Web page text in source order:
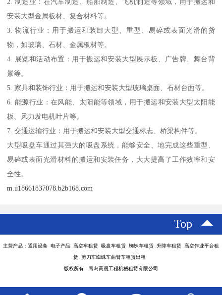
2. 制造业：在汽车制造、船舶制造、飞机制造等领域，用于搬运和
安装大型金属板材、复合材料等。
3. 物流行业：用于搬运和装卸大型、重型、易碎或表面光滑的货
物，如玻璃、石材、金属板材等。
4. 展览和活动布置：用于搬运和安装大型展示板、广告牌、舞台背
景等。
5. 家具和装饰行业：用于搬运和安装大型玻璃桌面、石材台面等。
6. 能源行业：在风能、太阳能等领域，用于搬运和安装大型太阳能
板、风力发电机叶片等。
7. 交通运输行业：用于搬运和安装大型交通标志、桥梁构件等。
大型吸盘车通过其强大的吸盘系统，能够安全、地完成这些重型、
易碎或表面光滑材料的搬运和安装任务，大大提高了工作效率和安
全性。
m.u18661837078.b2b168.com
Top
主营产品：通用设备 电子产品 高空车租赁 吸盘车租赁 蜘蛛车租赁 升降车租赁 高空作业平台租
赁 剪刀车蜘蛛车曲臂车租赁出租
版权所有：青岛高晟工程机械租赁有限公司